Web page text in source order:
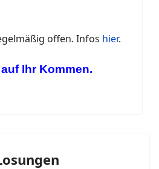
offen. Infos hier.
Ihr Kommen.